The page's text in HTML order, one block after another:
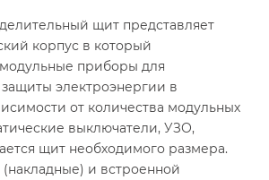
щит представляет
корпус в который
приборы для
электроэнергии в
от количества модульных
выключатели, УЗО,
щит необходимого размера.
и встроенной